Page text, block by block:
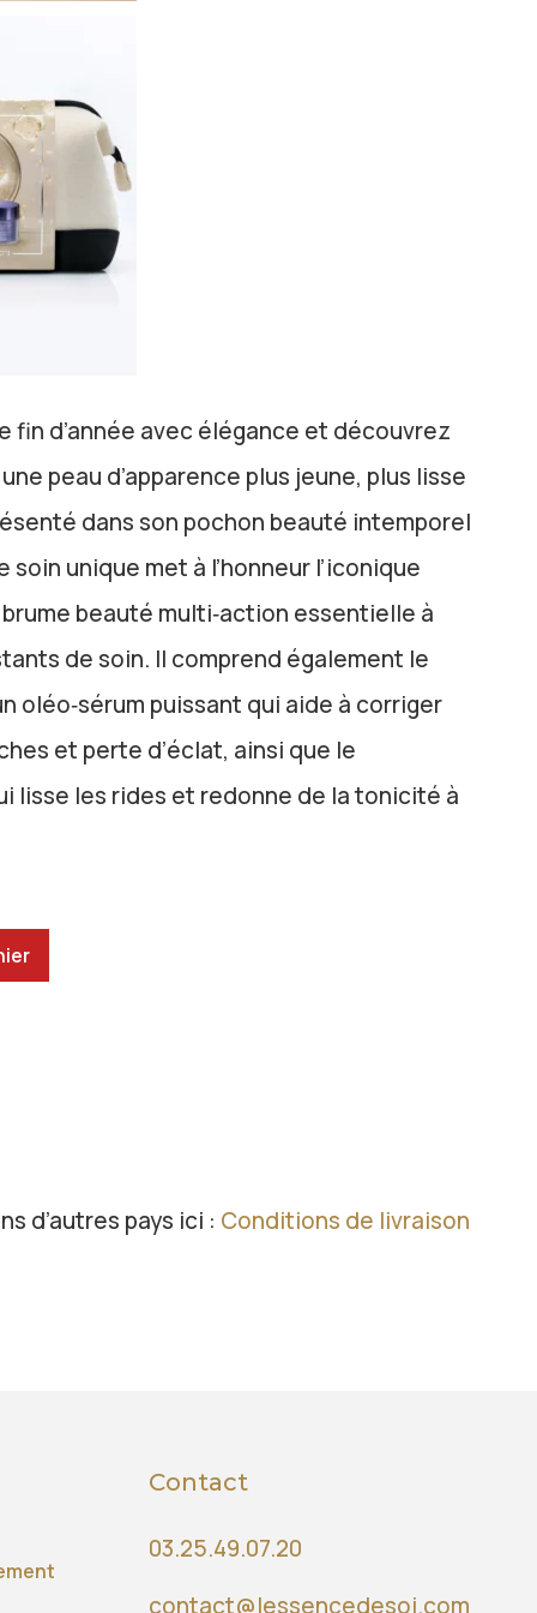
fin d’année avec élégance et découvrez
peau d’apparence plus jeune, plus lisse
dans son pochon beauté intemporel
unique met à l’honneur l’iconique
brume beauté multi‑action essentielle à
de soin. Il comprend également le
oléo‑sérum puissant qui aide à corriger
et perte d’éclat, ainsi que le
lisse les rides et redonne de la tonicité à
d’autres pays ici : Conditions de livraison
Contact
03.25.49.07.20
contact@lessencedesoi.com